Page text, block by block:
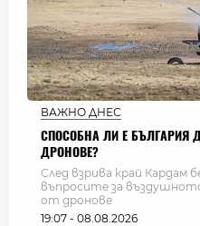
ВАЖНО ДНЕС
СПОСОБНА ЛИ Е БЪЛГАРИЯ
ДРОНОВЕ?
След взрива край Кардам
въпросите за
от дронове
19:07 - 08.08.2026